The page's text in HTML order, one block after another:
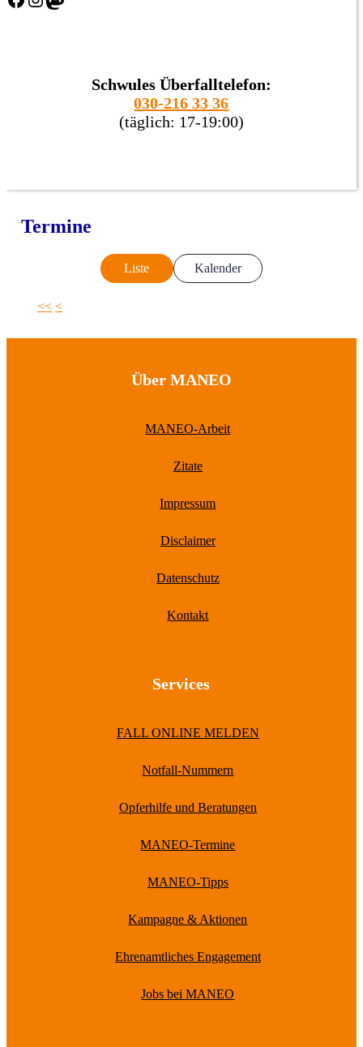
Schwules Überfalltelefon:
030-216 33 36
(täglich: 17-19:00)
Termine
Liste Kalender
<< <
Über MANEO
MANEO-Arbeit
Zitate
Impressum
Disclaimer
Datenschutz
Kontakt
Services
FALL ONLINE MELDEN
Notfall-Nummern
Opferhilfe und Beratungen
MANEO-Termine
MANEO-Tipps
Kampagne & Aktionen
Ehrenamtliches Engagement
Jobs bei MANEO